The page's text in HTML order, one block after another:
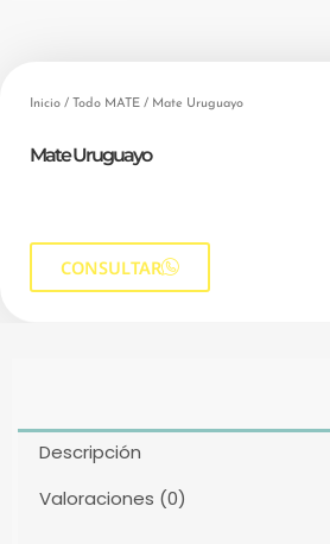
Inicio / Todo MATE / Mate Uruguayo
Mate Uruguayo
CONSULTAR
Descripción
Valoraciones (0)